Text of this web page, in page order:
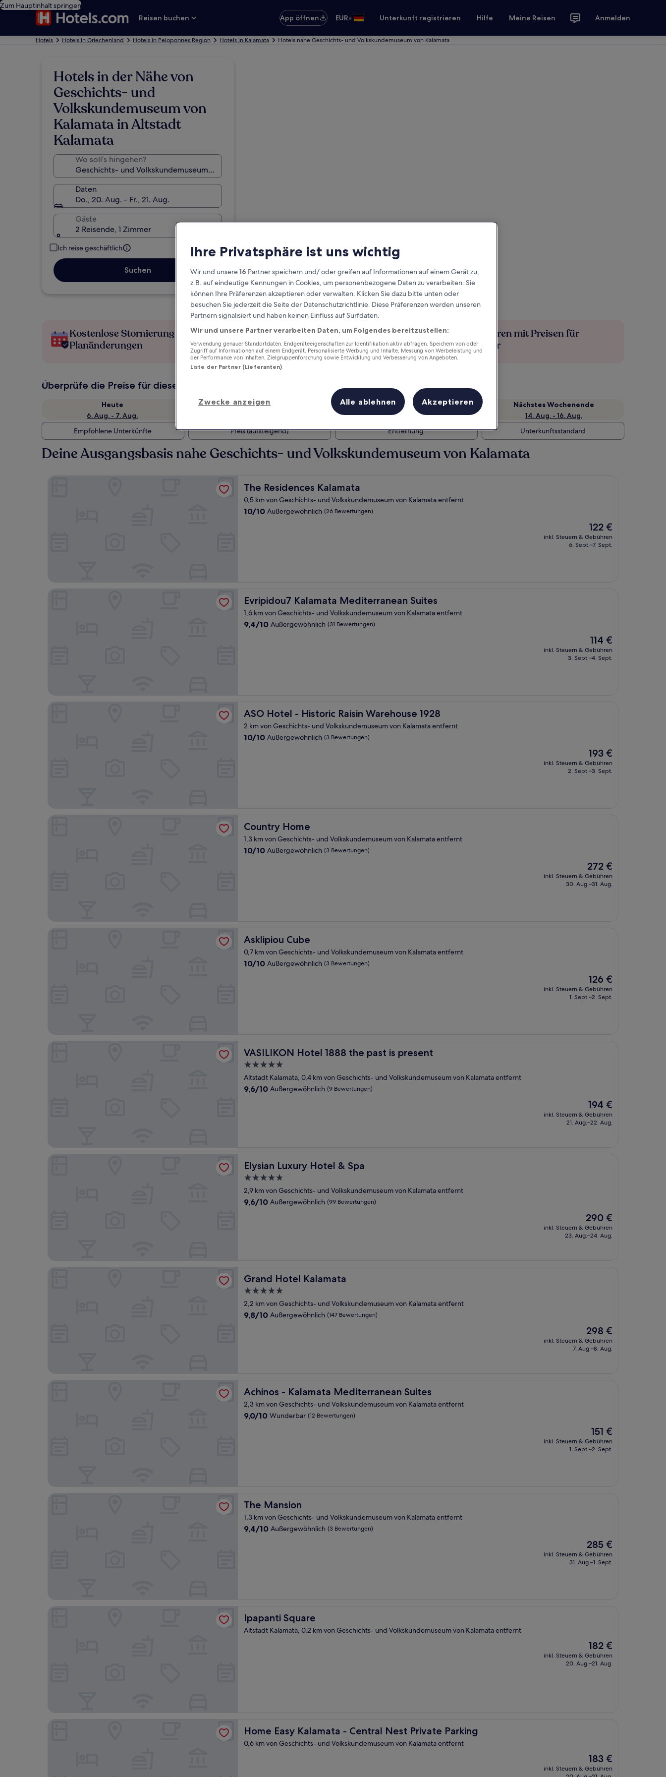
Zum Hauptinhalt springen
Reisen buchen
App öffnen EUR• Unterkunft registrieren Hilfe Meine Reisen Anmelden
Hotels Hotels in Griechenland Hotels in Peloponnes Region Hotels in Kalamata Hotels nahe Geschichts- und Volkskundemuseum von Kalamata
Hotels in der Nähe von
Geschichts- und
Volkskundemuseum von
Kalamata in Altstadt
Kalamata
Wo soll’s hingehen?
Daten
Do., 20. Aug. - Fr., 21. Aug.
Gäste
2 Reisende, 1 Zimmer
Ich reise geschäftlich
Suchen
Kostenlose Stornierung bei
Planänderungen
Verdiene Prämien für jede
wahrgenommene Übernachtung
Mehr sparen mit Preisen für
Mitglieder
Überprüfe die Preise für diese Daten
Heute
6. Aug. - 7. Aug.
Morgen
Dieses Wochenende
7. Aug. - 9. Aug.
Nächstes Wochenende
14. Aug. - 16. Aug.
Empfohlene Unterkünfte
Preis (aufsteigend) Entfernung Unterkunftsstandard
Deine Ausgangsbasis nahe Geschichts- und Volkskundemuseum von Kalamata
The Residences Kalamata
The Residences Kalamata
0,5 km von Geschichts- und Volkskundemuseum von Kalamata entfernt
10.0
10/10 Außergewöhnlich (26 Bewertungen)
Der
Preis
beträgt
122 €
inkl. Steuern & Gebühren
6. Sept.–7. Sept.
Evripidou7 Kalamata Mediterranean Suites
Evripidou7 Kalamata Mediterranean Suites
1,6 km von Geschichts- und Volkskundemuseum von Kalamata entfernt
9.4
9,4/10 Außergewöhnlich (31 Bewertungen)
Der
Preis
beträgt
114 €
inkl. Steuern & Gebühren
3. Sept.–4. Sept.
ASO Hotel - Historic Raisin Warehouse 1928
ASO Hotel - Historic Raisin Warehouse 1928
2 km von Geschichts- und Volkskundemuseum von Kalamata entfernt
10.0
10/10 Außergewöhnlich (3 Bewertungen)
Der
Preis
beträgt
193 €
inkl. Steuern & Gebühren
2. Sept.–3. Sept.
Country Home
Country Home
1,3 km von Geschichts- und Volkskundemuseum von Kalamata entfernt
10.0
10/10 Außergewöhnlich (3 Bewertungen)
Der
Preis
beträgt
272 €
inkl. Steuern & Gebühren
30. Aug.–31. Aug.
Asklipiou Cube
Asklipiou Cube
0,7 km von Geschichts- und Volkskundemuseum von Kalamata entfernt
10.0
10/10 Außergewöhnlich (3 Bewertungen)
Der
Preis
beträgt
126 €
inkl. Steuern & Gebühren
1. Sept.–2. Sept.
VASILIKON Hotel 1888 the past is present
VASILIKON Hotel 1888 the past is present
5.0-
Sterne-
Unterkunft
Altstadt Kalamata, 0,4 km von Geschichts- und Volkskundemuseum von Kalamata entfernt
9.6
9,6/10 Außergewöhnlich (9 Bewertungen)
Der
Preis
beträgt
194 €
inkl. Steuern & Gebühren
21. Aug.–22. Aug.
Elysian Luxury Hotel & Spa
Elysian Luxury Hotel & Spa
5.0-
Sterne-
Unterkunft
2,9 km von Geschichts- und Volkskundemuseum von Kalamata entfernt
9.6
9,6/10 Außergewöhnlich (99 Bewertungen)
Der
Preis
beträgt
290 €
inkl. Steuern & Gebühren
23. Aug.–24. Aug.
Grand Hotel Kalamata
Grand Hotel Kalamata
5.0-
Sterne-
Unterkunft
2,2 km von Geschichts- und Volkskundemuseum von Kalamata entfernt
9.8
9,8/10 Außergewöhnlich (147 Bewertungen)
Der
Preis
beträgt
298 €
inkl. Steuern & Gebühren
7. Aug.–8. Aug.
Achinos - Kalamata Mediterranean Suites
Achinos - Kalamata Mediterranean Suites
2,3 km von Geschichts- und Volkskundemuseum von Kalamata entfernt
9.0
9,0/10 Wunderbar (12 Bewertungen)
Der
Preis
beträgt
151 €
inkl. Steuern & Gebühren
1. Sept.–2. Sept.
The Mansion
The Mansion
1,3 km von Geschichts- und Volkskundemuseum von Kalamata entfernt
9.4
9,4/10 Außergewöhnlich (3 Bewertungen)
Der
Preis
beträgt
285 €
inkl. Steuern & Gebühren
31. Aug.–1. Sept.
Ipapanti Square
Ipapanti Square
Altstadt Kalamata, 0,2 km von Geschichts- und Volkskundemuseum von Kalamata entfernt
Der
Preis
beträgt
182 €
inkl. Steuern & Gebühren
20. Aug.–21. Aug.
Home Easy Kalamata - Central Nest Private Parking
Home Easy Kalamata - Central Nest Private Parking
0,6 km von Geschichts- und Volkskundemuseum von Kalamata entfernt
Der
Preis
beträgt
183 €
inkl. Steuern & Gebühren
Home Easy Kalamata - Central Nest Private Parking
Ihre Privatsphäre ist uns wichtig
Wir und unsere16 Partner speichern und/ oder greifen auf Informationen auf einem Gerät zu,
z.B. auf eindeutige Kennungen in Cookies, um personenbezogene Daten zu verarbeiten. Sie
können Ihre Präferenzen akzeptieren oder verwalten. Klicken Sie dazu bitte unten oder
besuchen Sie jederzeit die Seite der Datenschutzrichtlinie. Diese Präferenzen werden unseren
Partnern signalisiert und haben keinen Einfluss auf Surfdaten.
Wir und unsere Partner verarbeiten Daten, um Folgendes bereitzustellen:
Verwendung genauer Standortdaten. Endgeräteeigenschaften zur Identifikation aktiv abfragen. Speichern von oder
Zugriff auf Informationen auf einem Endgerät. Personalisierte Werbung und Inhalte, Messung von Werbeleistung und
der Performance von Inhalten, Zielgruppenforschung sowie Entwicklung und Verbesserung von Angeboten.
Liste der Partner (Lieferanten)
Zwecke anzeigen Alle ablehnen Akzeptieren